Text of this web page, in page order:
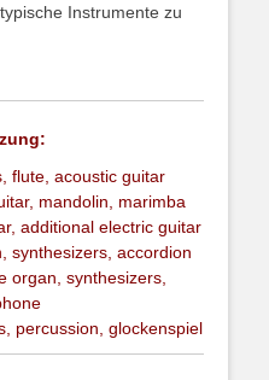
Instrumente zu
flute, acoustic guitar
mandolin, marimba
additional electric guitar
synthesizers, accordion
organ, synthesizers,
percussion, glockenspiel